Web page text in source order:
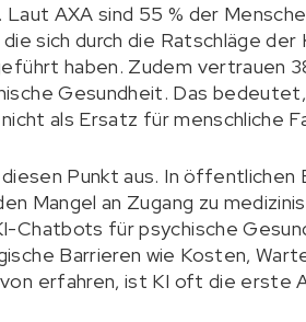
AXA sind 55 % der
sich durch die Ratschläge der
haben. Zudem vertrauen
Gesundheit. Das
als Ersatz für menschliche
Punkt aus. In
Mangel an Zugang zu
Chatbots für psychische
Barrieren wie Kosten,
erfahren, ist KI oft die erste